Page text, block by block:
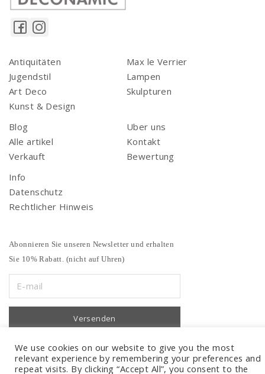
Antiquitäten
Jugendstil
Art Deco
Kunst & Design
Max le Verrier
Lampen
Skulpturen
Blog
Alle artikel
Verkauft
Uber uns
Kontakt
Bewertung
Info
Datenschutz
Rechtlicher Hinweis
Abonnieren Sie unseren Newsletter und erhalten
Sie 10% Rabatt. (nicht auf Uhren)
We use cookies on our website to give you the most
relevant experience by remembering your preferences and
repeat visits. By clicking “Accept All”, you consent to the